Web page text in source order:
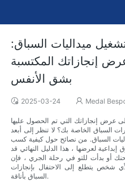
ميداليات السباق:
إنجازاتك المكتسبة
بشق الأنفس
2025-03-24 Medal
عرض إنجازاتك التي تم الحصول عليها
السباق الخاصة بك؟ لا تنظر إلى أبعد
السباق. من نصائح حول كيفية كسب
لعرضها ، هذا الدليل النهائي قد
أو بدأت للتو في رحلة الجري ، فإن
شخص يتطلع إلى الاحتفال بإنجازات
السباق بأناقة.